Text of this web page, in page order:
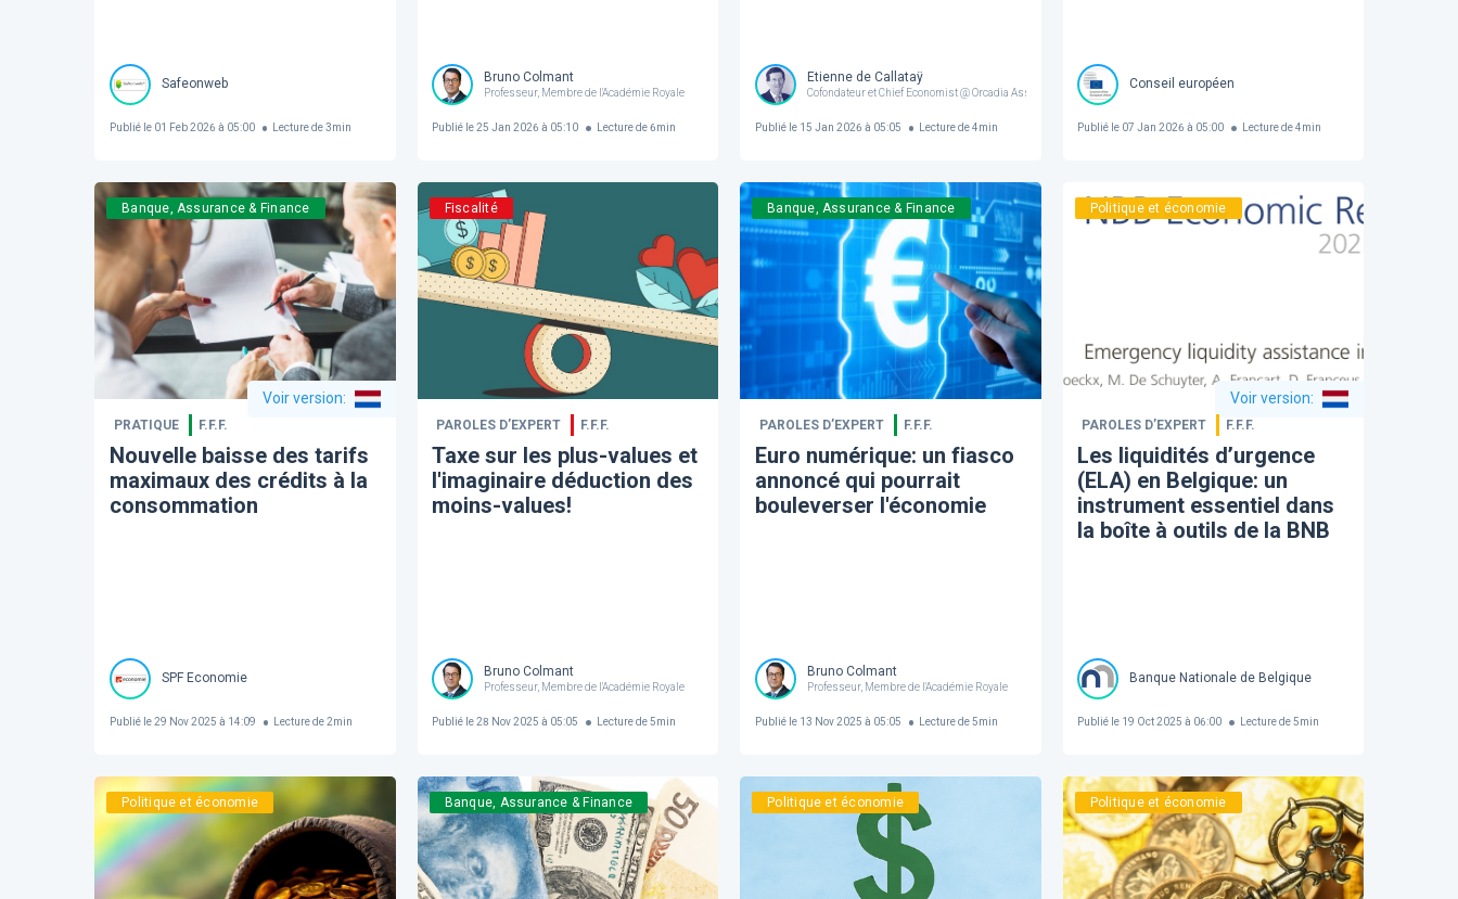
Safeonweb
Publié le01 Feb 2026 à 05:00 Lecture de3min
Bruno Colmant
Professeur, Membre de l'Académie Royale
Publié le25 Jan 2026 à 05:10 Lecture de 6min
Etienne de Callataÿ
Cofondateur et Chief Economist @ Orcadia Asset Management
Publié le15 Jan 2026 à 05:05 Lecture de4min
Conseil européen
Publié le 07 Jan 2026 à 05:00 Lecture de 4min
Banque, Assurance & Finance
Voir version:
PRATIQUE F.F.F.
Nouvelle baisse des tarifs
maximaux des crédits à la
consommation
SPF Economie
Publié le29 Nov 2025 à 14:09 Lecture de2min
Fiscalité
PAROLES D’EXPERT F.F.F.
Taxe sur les plus-values et
l'imaginaire déduction des
moins-values!
Bruno Colmant
Professeur, Membre de l'Académie Royale
Publié le28 Nov 2025 à 05:05 Lecture de 5min
Banque, Assurance & Finance
PAROLES D’EXPERT F.F.F.
Euro numérique: un fiasco
annoncé qui pourrait
bouleverser l'économie
Bruno Colmant
Professeur, Membre de l'Académie Royale
Publié le13 Nov 2025 à 05:05 Lecture de5min
Politique et économie
Voir version:
PAROLES D’EXPERT F.F.F.
Les liquidités d’urgence
(ELA) en Belgique: un
instrument essentiel dans
la boîte à outils de la BNB
Banque Nationale de Belgique
Publié le 19 Oct 2025 à 06:00 Lecture de 5min
Politique et économie Banque, Assurance & Finance Politique et économie Politique et économie